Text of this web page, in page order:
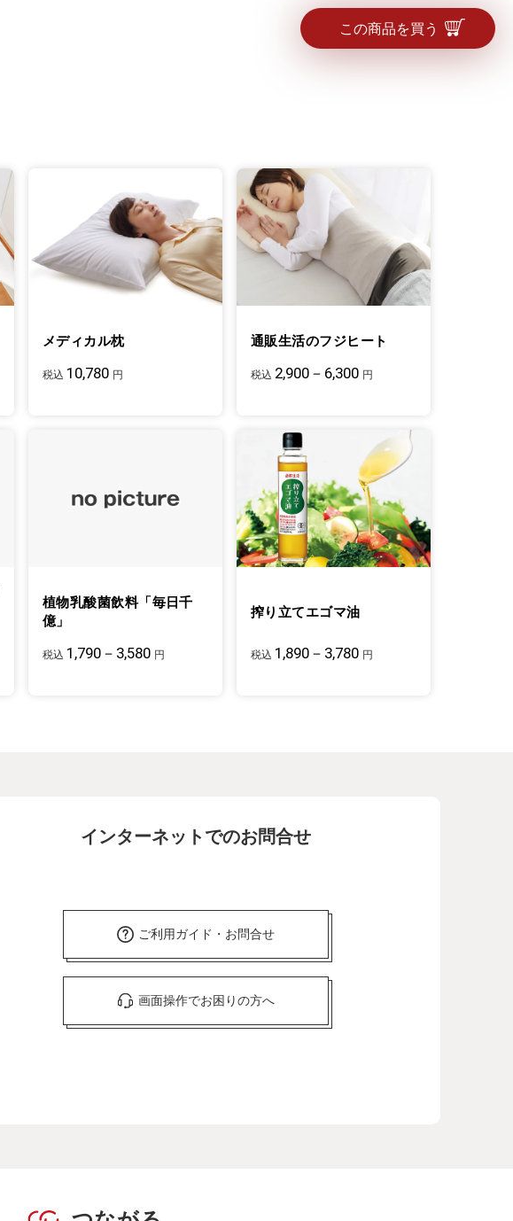
この商品を買う
メディカル枕
税込 10,780 円
通販生活のフジヒート
税込 2,900－6,300 円
植物乳酸菌飲料「毎日千
億」
税込 1,790－3,580 円
搾り立てエゴマ油
税込 1,890－3,780 円
インターネットでのお問合せ
ご利用ガイド・お問合せ
画面操作でお困りの方へ